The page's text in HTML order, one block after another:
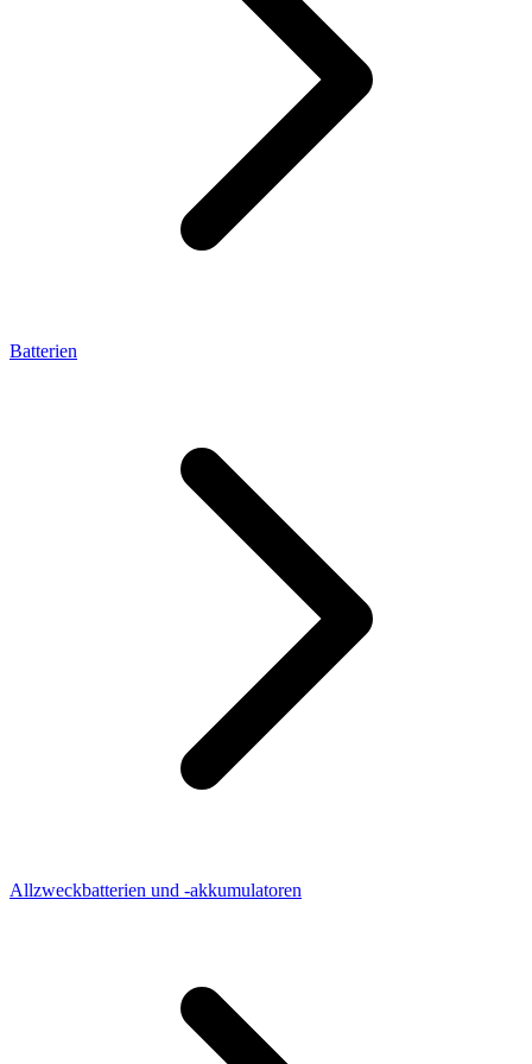
Batterien
Allzweckbatterien und -akkumulatoren